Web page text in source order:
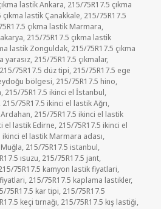
lastik Ankara, 215/75R17.5 çıkma
çıkma lastik Çanakkale, 215/75R17.5
çıkma lastik Marmara,
, 215/75R17.5 çıkma lastik
lastik Zonguldak, 215/75R17.5 çıkma
yarasız, 215/75R17.5 çıkmalar,
215/75R17.5 düz tipi, 215/75R17.5 ege
bölgesi, 215/75R17.5 hino,
, 215/75R17.5 ikinci el İstanbul,
, 215/75R17.5 ikinci el lastik Ağrı,
, 215/75R17.5 ikinci el lastik
el lastik Edirne, 215/75R17.5 ikinci el
ikinci el lastik Marmara adası,
, 215/75R17.5 istanbul,
ısuzu, 215/75R17.5 jant,
75R17.5 kamyon lastik fiyatlari,
, 215/75R17.5 kaplama lastikler,
75R17.5 kar tipi, 215/75R17.5
keçi tırnağı, 215/75R17.5 kış lastiği,